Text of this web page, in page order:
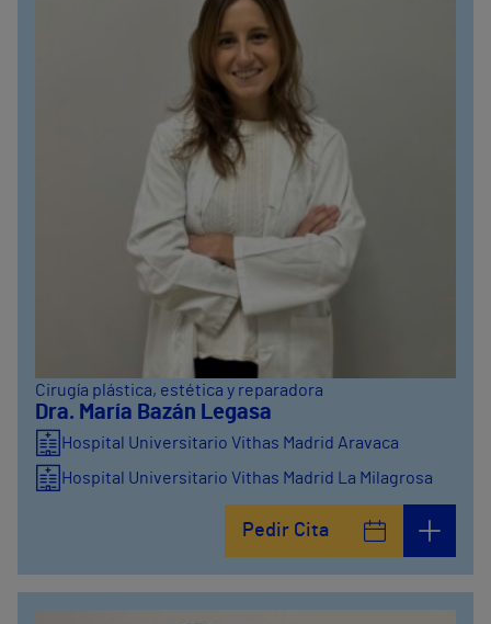
Cirugía plástica, estética y reparadora
Dra. María Bazán Legasa
Hospital Universitario Vithas Madrid Aravaca
Hospital Universitario Vithas Madrid La Milagrosa
Pedir Cita